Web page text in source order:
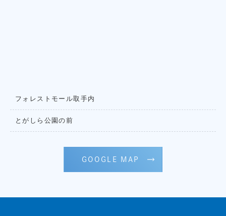
フォレストモール取手内
とがしら公園の前
GOOGLE MAP